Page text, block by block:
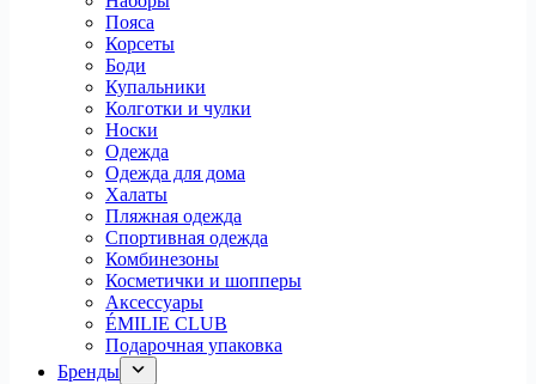
Пояса
Корсеты
Боди
Купальники
Колготки и чулки
Носки
Одежда
Одежда для дома
Халаты
Пляжная одежда
Спортивная одежда
Комбинезоны
Косметички и шопперы
Аксессуары
ÉMILIE CLUB
Подарочная упаковка
Бренды